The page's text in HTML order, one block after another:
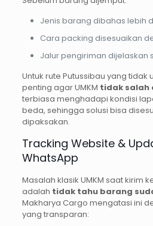
Jenis barang dibahas lebih
Cara packing disesuaikan
Jalur pengiriman dijelaskan
Untuk rute Putussibau yang tidak
penting agar UMKM tidak salah
terbiasa menghadapi kondisi
beda, sehingga solusi bisa
dipaksakan.
Tracking Website &
WhatsApp
Masalah klasik UMKM saat kirim
adalah tidak tahu barang
Makharya Cargo mengatasi ini
yang transparan: